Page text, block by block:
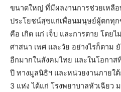
ขนาดใหญ่ ที่มีผลงานการช่วยเหลือ
ประโยชน์สุขแก่เพื่อนมนุษย์ผู้ตกทุก
คือ เกิด แก่ เจ็บ และการตาย โดย
ศาสนา เพศ และวัย อย่างไรก็ตาม
อีกมากในสังคมไทย และในโอกาส
ปี ทางมูลนิธิฯ และหน่วยงานภายใ
3 แห่ง ได้แก่ โรงพยาบาลหัวเฉียว